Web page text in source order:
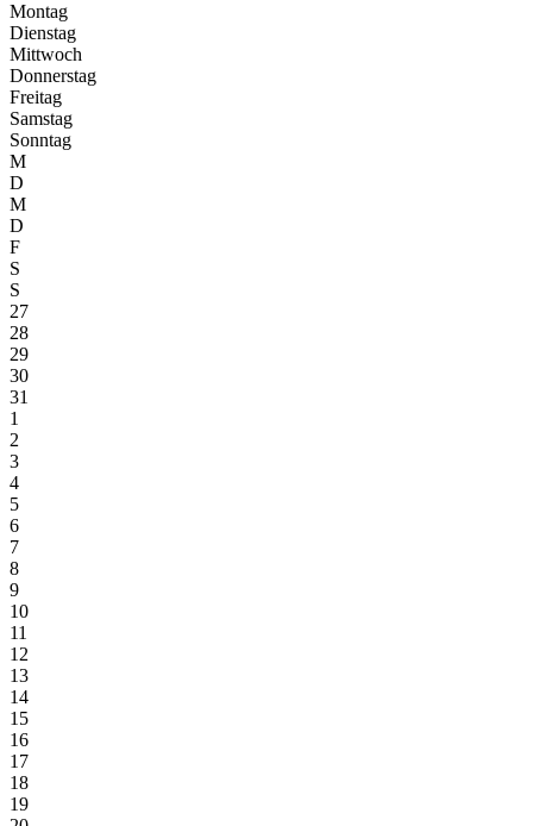
Montag
Dienstag
Mittwoch
Donnerstag
Freitag
Samstag
Sonntag
M
D
M
D
F
S
S
27
28
29
30
31
1
2
3
4
5
6
7
8
9
10
11
12
13
14
15
16
17
18
19